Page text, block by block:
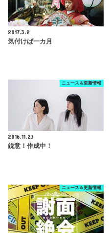
2017.3.2
気付けば一カ月
ニュース＆更新情報
2016.11.23
鋭意！作成中！
ニュース＆更新情報